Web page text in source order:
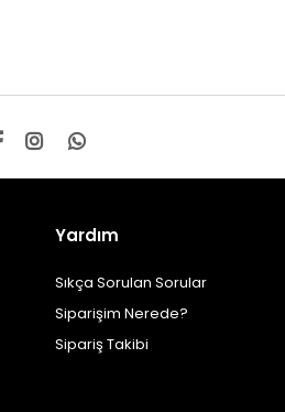
Yardım
Sıkça Sorulan Sorular
Siparişim Nerede?
Sipariş Takibi